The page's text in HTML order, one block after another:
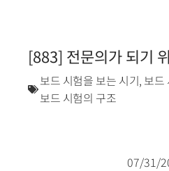
[883] 전문의가 되기
보드 시험을 보는 시기, 보드
보드 시험의 구조
07/31/